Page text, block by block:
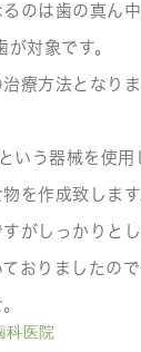
のは歯の真ん
対象です。
療方法となり
いう器械を使用
を作成致します
がしっかりと
おりましたの
科医院